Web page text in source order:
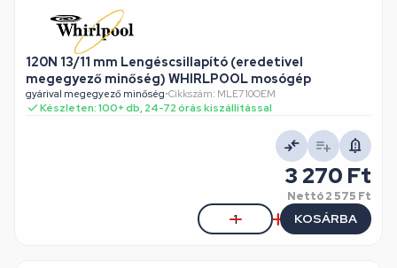
120N 13/11 mm Lengéscsillapító (eredetivel
megegyező minőség) WHIRLPOOL mosógép
gyárival megegyező minőség•Cikkszám: MLE710OEM
Készleten: 100+ db, 24-72 órás kiszállítással
3 270 Ft
Nettó2 575 Ft
KOSÁRBA